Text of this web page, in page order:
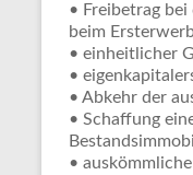
• Freibetrag
beim
• einheitlicher
•
• Abkehr der
• Schaffung
•